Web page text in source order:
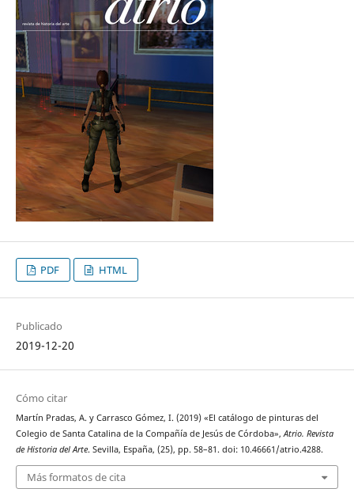
PDF HTML
Publicado
2019-12-20
Cómo citar
Martín Pradas, A. y Carrasco Gómez, I. (2019) «El catálogo de pinturas del
Colegio de Santa Catalina de la Compañía de Jesús de Córdoba»,Atrio. Revista
de Historia del Arte. Sevilla, España, (25), pp. 58–81. doi: 10.46661/atrio.4288.
Más formatos de cita